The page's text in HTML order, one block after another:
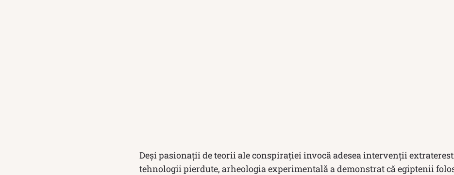
Deși pasionații de teorii ale conspirației invocă adesea intervenții
tehnologii pierdute, arheologia experimentală a demonstrat că egiptenii